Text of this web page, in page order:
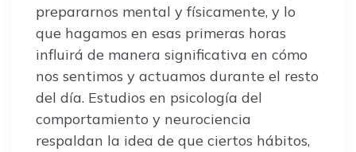
prepararnos mental y físicamente, y lo
que hagamos en esas primeras horas
influirá de manera significativa en cómo
nos sentimos y actuamos durante el resto
del día. Estudios en psicología del
comportamiento y neurociencia
respaldan la idea de que ciertos hábitos,